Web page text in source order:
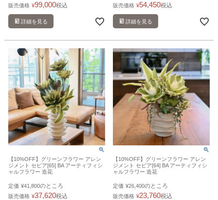
販売価格 ¥99,000税込
詳細を見る
販売価格 ¥54,450税込
詳細を見る
【10%OFF】グリーンフラワー アレン
ジメント セピア[65] BA アーティフィシ
ャルフラワー 造花
定価 ¥41,800のところ
販売価格 ¥37,620税込
【10%OFF】グリーンフラワー アレン
ジメント セピア[64] BA アーティフィシ
ャルフラワー 造花
定価 ¥26,400のところ
販売価格 ¥23,760税込